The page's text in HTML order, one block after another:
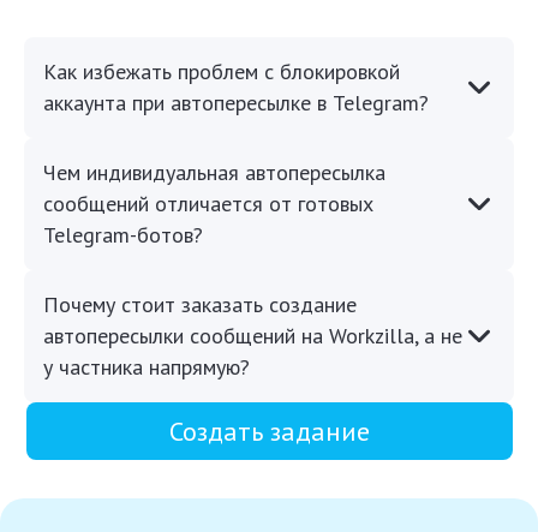
Как избежать проблем с блокировкой
аккаунта при автопересылке в Telegram?
Чем индивидуальная автопересылка
сообщений отличается от готовых
Telegram-ботов?
Почему стоит заказать создание
автопересылки сообщений на Workzilla, а не
у частника напрямую?
Создать задание